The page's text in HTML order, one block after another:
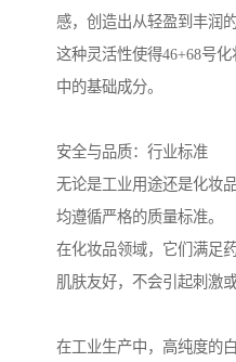
感，创造出从轻盈到丰润
这种灵活性使得46+68号
中的基础成分。
安全与品质：行业标准
无论是工业用途还是化妆
均遵循严格的质量标准。
在化妆品领域，它们满足
肌肤友好，不会引起刺激或
在工业生产中，高纯度的